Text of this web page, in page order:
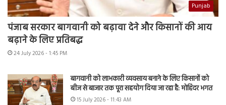
Punjab
पंजाब सरकार बागवानी को बढ़ावा देने और किसानों की आय
बढ़ाने के लिए प्रतिबद्ध
24 July 2026 - 1:45 PM
बागवानी को लाभकारी व्यवसाय बनाने के लिए किसानों को
बीज से बाजार तक पूरा सहयोग दिया जा रहा है: मोहिंदर भगत
15 July 2026 - 11:43 AM